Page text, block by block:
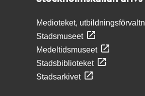
Medioteket,
Stadsmuseet
Medeltidsmuseet
Stadsbiblioteket
Stadsarkivet